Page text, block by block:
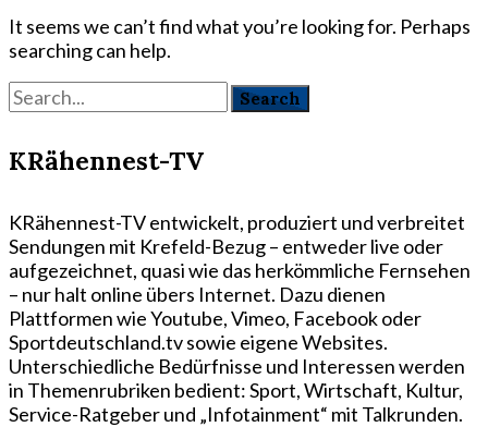
It seems we can’t find what you’re looking for. Perhaps
searching can help.
KRähennest-TV
KRähennest-TV entwickelt, produziert und verbreitet
Sendungen mit Krefeld-Bezug – entweder live oder
aufgezeichnet, quasi wie das herkömmliche Fernsehen
– nur halt online übers Internet. Dazu dienen
Plattformen wie Youtube, Vimeo, Facebook oder
Sportdeutschland.tv sowie eigene Websites.
Unterschiedliche Bedürfnisse und Interessen werden
in Themenrubriken bedient: Sport, Wirtschaft, Kultur,
Service-Ratgeber und „Infotainment“ mit Talkrunden.